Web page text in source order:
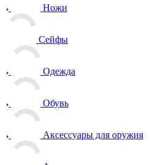
Ножи
Сейфы
Одежда
Обувь
Аксессуары для оружия